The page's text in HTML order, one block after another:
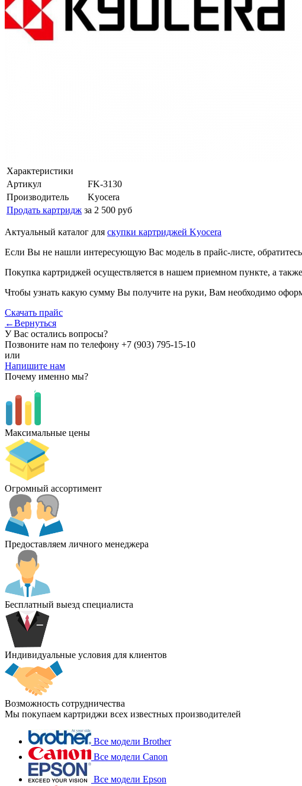
Характеристики
Артикул
FK-3130
Производитель
Kyocera
Продать картридж за 2 500 руб
Актуальный каталог для скупки картриджей Kyocera
Если Вы не нашли интересующую Вас модель в прайс-листе,
Покупка картриджей осуществляется в нашем приемном пункте, а
Чтобы узнать какую сумму Вы получите на руки, Вам необходимо
Скачать прайс
←Вернуться
У Вас остались вопросы?
Позвоните нам по телефону +7 (903) 795-15-10
или
Напишите нам
Почему именно мы?
Максимальные цены
Огромный ассортимент
Предоставляем личного менеджера
Бесплатный выезд специалиста
Индивидуальные условия для клиентов
Возможность сотрудничества
Мы покупаем картриджи всех известных производителей
Все модели Brother
Все модели Canon
Все модели Epson